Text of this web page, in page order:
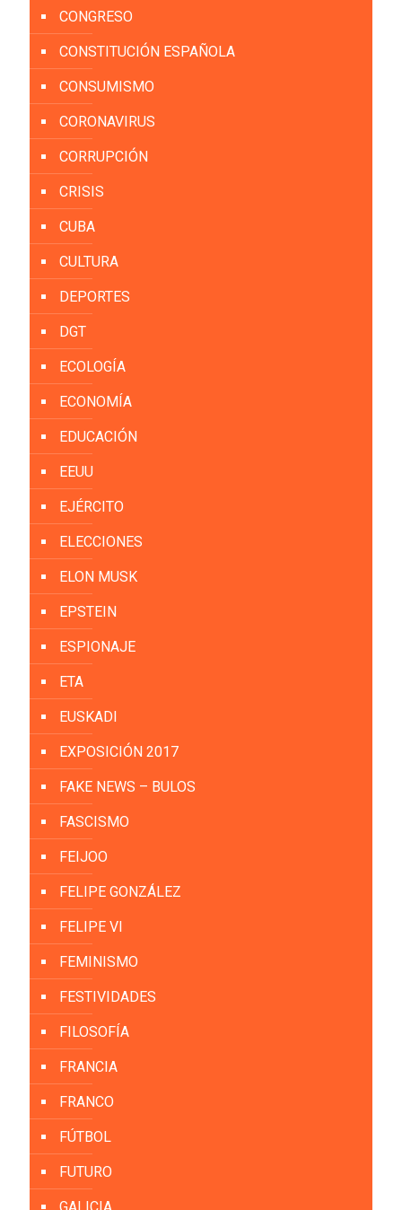
CONGRESO
CONSTITUCIÓN ESPAÑOLA
CONSUMISMO
CORONAVIRUS
CORRUPCIÓN
CRISIS
CUBA
CULTURA
DEPORTES
DGT
ECOLOGÍA
ECONOMÍA
EDUCACIÓN
EEUU
EJÉRCITO
ELECCIONES
ELON MUSK
EPSTEIN
ESPIONAJE
ETA
EUSKADI
EXPOSICIÓN 2017
FAKE NEWS – BULOS
FASCISMO
FEIJOO
FELIPE GONZÁLEZ
FELIPE VI
FEMINISMO
FESTIVIDADES
FILOSOFÍA
FRANCIA
FRANCO
FÚTBOL
FUTURO